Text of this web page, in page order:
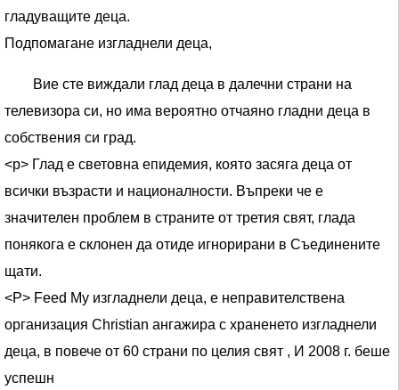
гладуващите деца.
Подпомагане изгладнели деца,
Вие сте виждали глад деца в далечни страни на
телевизора си, но има вероятно отчаяно гладни деца в
собствения си град.
<р> Глад е световна епидемия, която засяга деца от
всички възрасти и националности. Въпреки че е
значителен проблем в страните от третия свят, глада
понякога е склонен да отиде игнорирани в Съединените
щати.
<Р> Feed My изгладнели деца, е неправителствена
организация Christian ангажира с храненето изгладнели
деца, в повече от 60 страни по целия свят , И 2008 г. беше
успешн